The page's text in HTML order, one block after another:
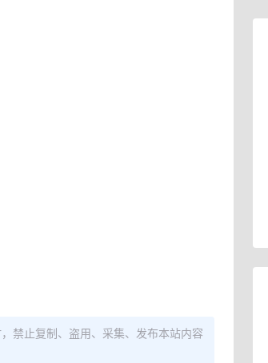
禁止复制、盗用、采集、发布本站内容